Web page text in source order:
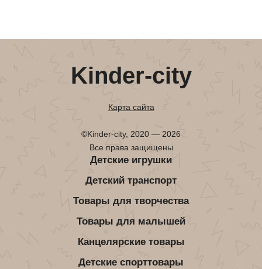
Kinder-city
Карта сайта
©Kinder-city, 2020 — 2026
Все права защищены
Детские игрушки
Детский транспорт
Товары для творчества
Товары для малышей
Канцелярские товары
Детские спорттовары